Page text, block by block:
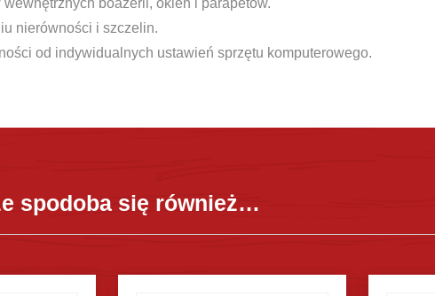
nierówności i szczelin.
od indywidualnych ustawień sprzętu komputerowego.
spodoba się również…